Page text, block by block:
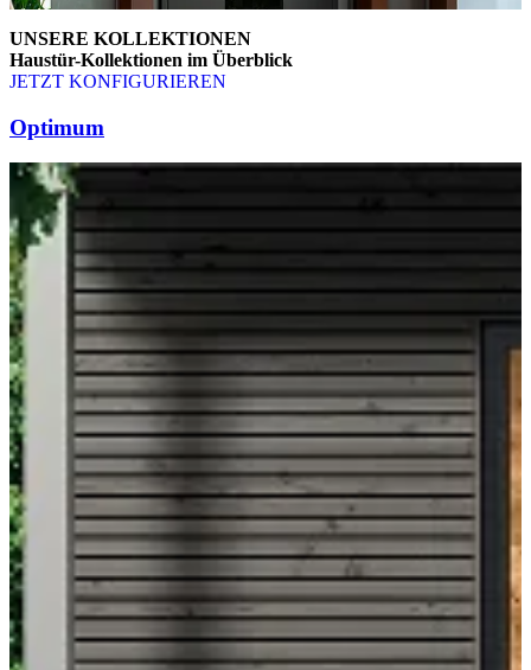
UNSERE KOLLEKTIONEN
Haustür-Kollektionen im Überblick
JETZT KONFIGURIEREN
Optimum